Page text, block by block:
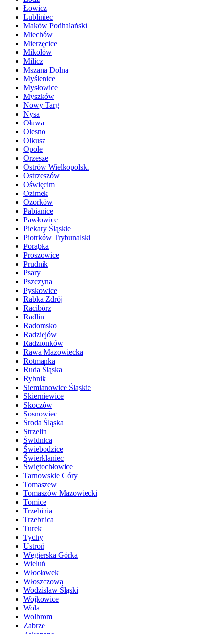
Łowicz
Lubliniec
Maków Podhalański
Miechów
Mierzęcice
Mikołów
Milicz
Mszana Dolna
Myślenice
Mysłowice
Myszków
Nowy Targ
Nysa
Oława
Olesno
Olkusz
Opole
Orzesze
Ostrów Wielkopolski
Ostrzeszów
Oświęcim
Ozimek
Ozorków
Pabianice
Pawłowice
Piekary Śląskie
Piotrków Trybunalski
Porąbka
Proszowice
Prudnik
Psary
Pszczyna
Pyskowice
Rabka Zdrój
Racibórz
Radlin
Radomsko
Radziejów
Radzionków
Rawa Mazowiecka
Rotmanka
Ruda Śląska
Rybnik
Siemianowice Śląskie
Skierniewice
Skoczów
Sosnowiec
Środa Śląska
Strzelin
Świdnica
Świebodzice
Świerklaniec
Świętochłowice
Tarnowskie Góry
Tomaszew
Tomaszów Mazowiecki
Tomice
Trzebinia
Trzebnica
Turek
Tychy
Ustroń
Węgierska Górka
Wieluń
Włocławek
Włoszczowa
Wodzisław Śląski
Wojkowice
Wola
Wolbrom
Zabrze